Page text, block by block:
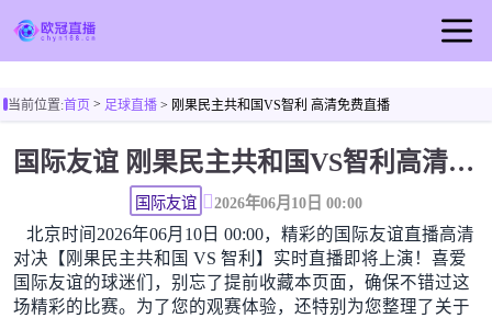
足球直播
欧冠视频
欧冠新闻
当前位置:首页> 足球直播> 刚果民主共和国VS智利 高清免费直播
国际友谊 刚果民主共和国VS智利高清直播免费观看
国际友谊 2026年06月10日 00:00
北京时间2026年06月10日 00:00，精彩的国际友谊直播高清
对决【刚果民主共和国 VS 智利】实时直播即将上演！喜爱
国际友谊的球迷们，别忘了提前收藏本页面，确保不错过这
场精彩的比赛。为了您的观赛体验，还特别为您整理了关于